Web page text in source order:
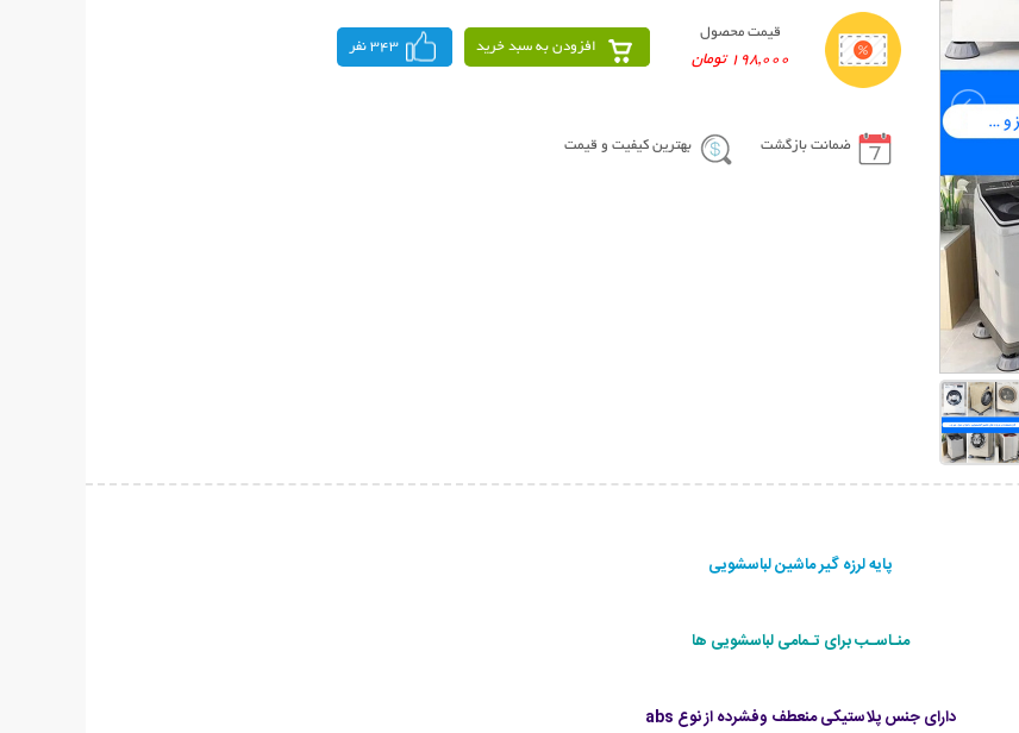
قیمت محصول
198,000 تومان
افزودن به سبد خرید 343 نفر
ضمانت بازگشت بهترین کیفیت و قیمت
پایه لرزه گیر ماشین لباسشویی
منـاسـب برای تـمامی لباسشویی ها
دارای جنس پلاستیکی منعطف وفشرده از نوع abs